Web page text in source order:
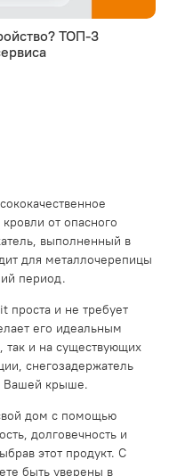
ТОП-3
от опасного
выполненный в
для металлочерепицы
период.
проста и не требует
его идеальным
так и на существующих
снегозадержатель
Вашей крыше.
дом с помощью
долговечность и
этот продукт. С
быть уверены в